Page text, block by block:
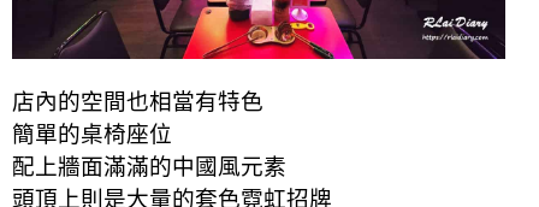
店內的空間也相當有特色
簡單的桌椅座位
配上牆面滿滿的中國風元素
頭頂上則是大量的套色霓虹招牌